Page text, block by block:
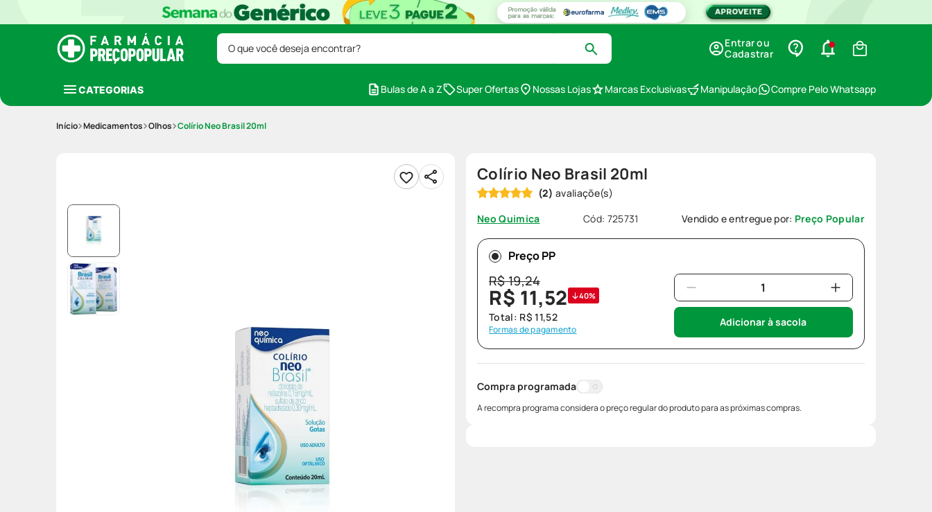
O que você deseja encontrar?
Entrar ou
Cadastrar
CATEGORIAS Bulas de A a Z Super Ofertas Nossas Lojas Marcas Exclusivas Manipulação Compre Pelo Whatsapp
Medicamentos Olhos Colírio Neo Brasil 20ml
Colírio Neo Brasil 20ml
(2)
Neo Quimica
Cód: 725731 Vendido e entregue por: Preço Popular
Preço PP
R$19,24
R$ 11,52 40%
Total: R$ 11,52
Formas de pagamento
Adicionar à sacola
Compra programada
A recompra programa considera o preço regular do produto para as próximas compras.